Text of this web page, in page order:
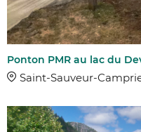
Ponton PMR au lac du
Saint-Sauveur-